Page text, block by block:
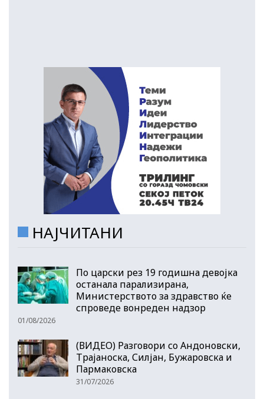
НАЈЧИТАНИ
По царски рез 19 годишна девојка
останала парализирана,
Министерството за здравство ќе
спроведе вонреден надзор
01/08/2026
(ВИДЕО) Разговори со Андоновски,
Трајаноска, Силјан, Бужаровска и
Пармаковска
31/07/2026